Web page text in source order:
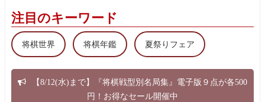
注目のキーワード
将棋世界 将棋年鑑 夏祭りフェア
【8/12(水)まで】『将棋戦型別名局集』電子版９点が各500
円！お得なセール開催中